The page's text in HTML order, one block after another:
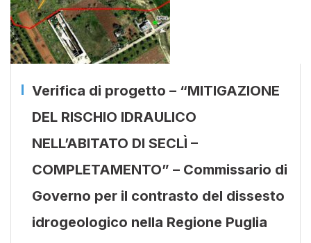
Verifica di progetto – “MITIGAZIONE
DEL RISCHIO IDRAULICO
NELL’ABITATO DI SECLÌ –
COMPLETAMENTO” – Commissario di
Governo per il contrasto del dissesto
idrogeologico nella Regione Puglia